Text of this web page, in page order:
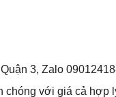
3, Zalo
chóng với giá cả